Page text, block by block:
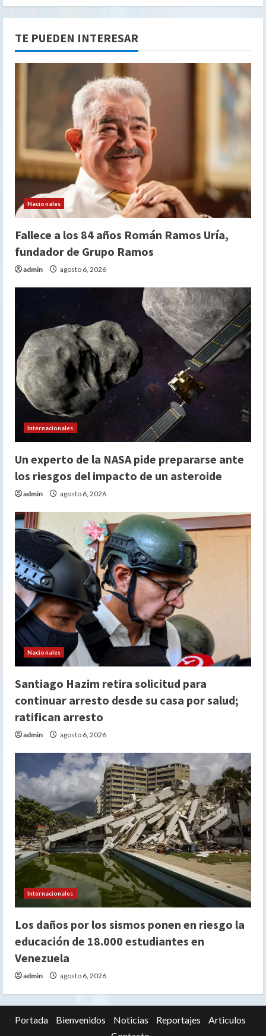
TE PUEDEN INTERESAR
Nacionales
Fallece a los 84 años Román Ramos Uría,
fundador de Grupo Ramos
admin agosto 6, 2026
Internacionales
Un experto de la NASA pide prepararse ante
los riesgos del impacto de un asteroide
admin agosto 6, 2026
Nacionales
Santiago Hazim retira solicitud para
continuar arresto desde su casa por salud;
ratifican arresto
admin agosto 6, 2026
Internacionales
Los daños por los sismos ponen en riesgo la
educación de 18.000 estudiantes en
Venezuela
admin agosto 6, 2026
Portada Bienvenidos Noticias Reportajes
Articulos